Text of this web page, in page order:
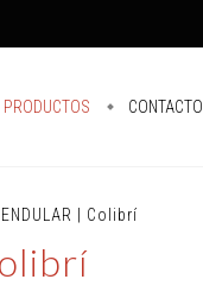
PRODUCTOS CONTACTO
| Colibrí